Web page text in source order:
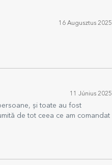
16 Augusztus 2025
11 Június 2025
și toate au fost
de tot ceea ce am comandat